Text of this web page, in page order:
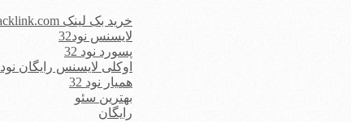
خرید بک لینک behtarinbacklink.com
لایسنس نود32
پسورد نود 32
اوکلی لایسنس رایگان نود 32
همیار نود 32
بهترین سئو
رایگان